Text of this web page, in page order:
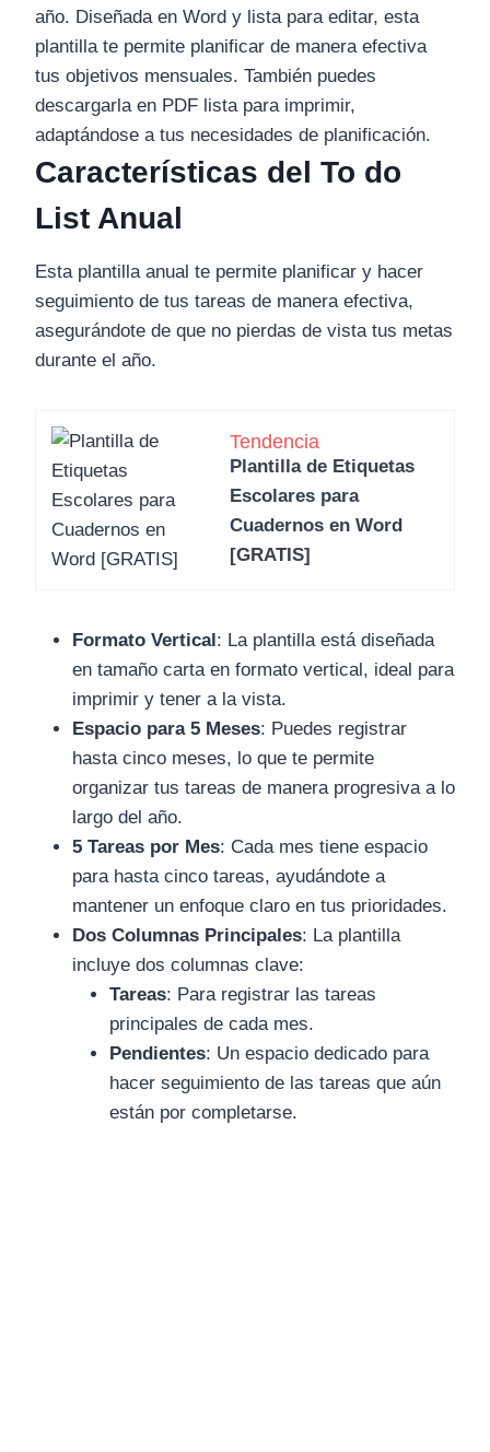
año. Diseñada en Word y lista para editar, esta
plantilla te permite planificar de manera efectiva
tus objetivos mensuales. También puedes
descargarla en PDF lista para imprimir,
adaptándose a tus necesidades de planificación.
Características del To do
List Anual
Esta plantilla anual te permite planificar y hacer
seguimiento de tus tareas de manera efectiva,
asegurándote de que no pierdas de vista tus metas
durante el año.
Tendencia
Plantilla de Etiquetas
Escolares para
Cuadernos en Word
[GRATIS]
Formato Vertical: La plantilla está diseñada
en tamaño carta en formato vertical, ideal para
imprimir y tener a la vista.
Espacio para 5 Meses: Puedes registrar
hasta cinco meses, lo que te permite
organizar tus tareas de manera progresiva a lo
largo del año.
5 Tareas por Mes: Cada mes tiene espacio
para hasta cinco tareas, ayudándote a
mantener un enfoque claro en tus prioridades.
Dos Columnas Principales: La plantilla
incluye dos columnas clave:
Tareas: Para registrar las tareas
principales de cada mes.
Pendientes: Un espacio dedicado para
hacer seguimiento de las tareas que aún
están por completarse.